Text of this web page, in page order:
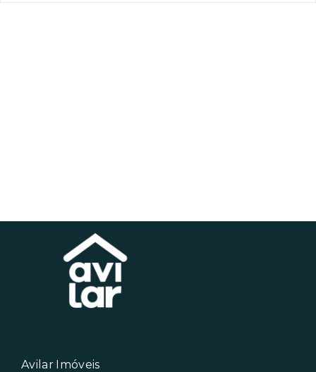
Avilar Imóveis